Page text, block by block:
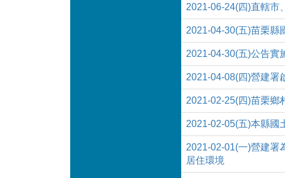
2021-06-24(四)直轄市
2021-04-30(五)苗栗縣
2021-04-30(五)公告實
2021-04-08(四)營建署
2021-02-25(四)苗栗鄉
2021-02-05(五)本縣國
2021-02-01(一)營建署
居住環境